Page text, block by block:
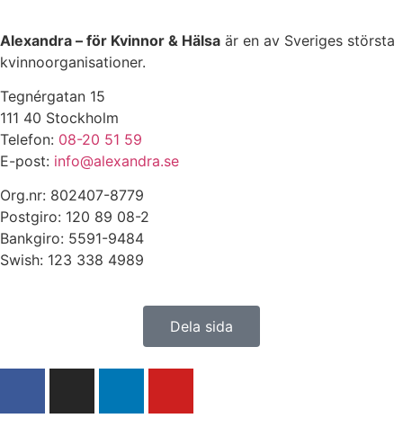
Alexandra – för Kvinnor & Hälsa är en av Sveriges största
kvinnoorganisationer.
Tegnérgatan 15
111 40 Stockholm
Telefon: 08-20 51 59
E-post: info@alexandra.se
Org.nr: 802407-8779
Postgiro: 120 89 08-2
Bankgiro: 5591-9484
Swish: 123 338 4989
Dela sida